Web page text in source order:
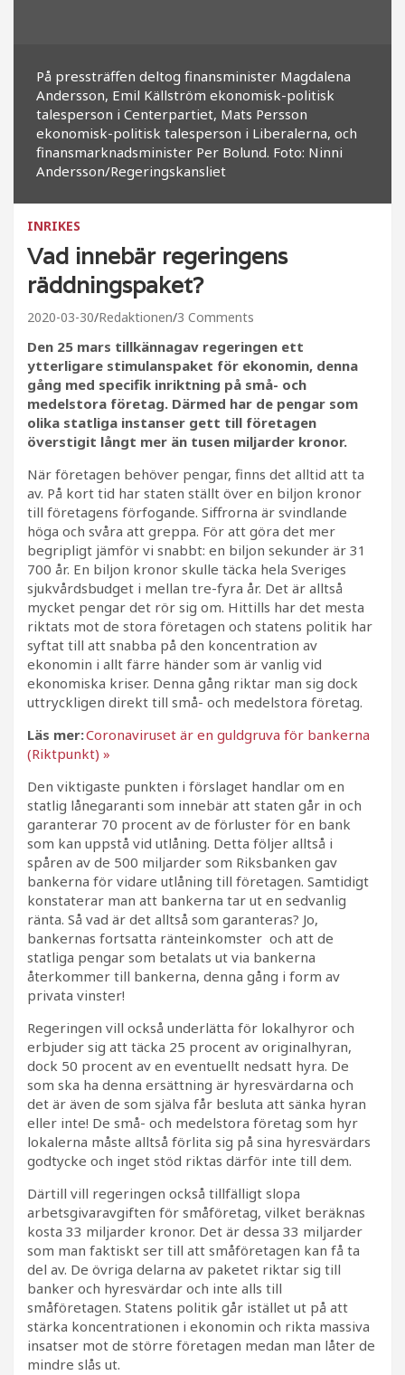
På pressträffen deltog finansminister Magdalena
Andersson, Emil Källström ekonomisk-politisk
talesperson i Centerpartiet, Mats Persson
ekonomisk-politisk talesperson i Liberalerna, och
finansmarknadsminister Per Bolund. Foto: Ninni
Andersson/Regeringskansliet
INRIKES
Vad innebär regeringens
räddningspaket?
2020-03-30 Redaktionen 3 Comments
Den 25 mars tillkännagav regeringen ett
ytterligare stimulanspaket för ekonomin, denna
gång med specifik inriktning på små- och
medelstora företag. Därmed har de pengar som
olika statliga instanser gett till företagen
överstigit långt mer än tusen miljarder kronor.
När företagen behöver pengar, finns det alltid att ta
av. På kort tid har staten ställt över en biljon kronor
till företagens förfogande. Siffrorna är svindlande
höga och svåra att greppa. För att göra det mer
begripligt jämför vi snabbt: en biljon sekunder är 31
700 år. En biljon kronor skulle täcka hela Sveriges
sjukvårdsbudget i mellan tre-fyra år. Det är alltså
mycket pengar det rör sig om. Hittills har det mesta
riktats mot de stora företagen och statens politik har
syftat till att snabba på den koncentration av
ekonomin i allt färre händer som är vanlig vid
ekonomiska kriser. Denna gång riktar man sig dock
uttryckligen direkt till små- och medelstora företag.
Läs mer:Coronaviruset är en guldgruva för bankerna
(Riktpunkt) »
Den viktigaste punkten i förslaget handlar om en
statlig lånegaranti som innebär att staten går in och
garanterar 70 procent av de förluster för en bank
som kan uppstå vid utlåning. Detta följer alltså i
spåren av de 500 miljarder som Riksbanken gav
bankerna för vidare utlåning till företagen. Samtidigt
konstaterar man att bankerna tar ut en sedvanlig
ränta. Så vad är det alltså som garanteras? Jo,
bankernas fortsatta ränteinkomster och att de
statliga pengar som betalats ut via bankerna
återkommer till bankerna, denna gång i form av
privata vinster!
Regeringen vill också underlätta för lokalhyror och
erbjuder sig att täcka 25 procent av originalhyran,
dock 50 procent av en eventuellt nedsatt hyra. De
som ska ha denna ersättning är hyresvärdarna och
det är även de som själva får besluta att sänka hyran
eller inte! De små- och medelstora företag som hyr
lokalerna måste alltså förlita sig på sina hyresvärdars
godtycke och inget stöd riktas därför inte till dem.
Därtill vill regeringen också tillfälligt slopa
arbetsgivaravgiften för småföretag, vilket beräknas
kosta 33 miljarder kronor. Det är dessa 33 miljarder
som man faktiskt ser till att småföretagen kan få ta
del av. De övriga delarna av paketet riktar sig till
banker och hyresvärdar och inte alls till
småföretagen. Statens politik går istället ut på att
stärka koncentrationen i ekonomin och rikta massiva
insatser mot de större företagen medan man låter de
mindre slås ut.